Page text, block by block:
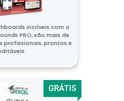
incríveis com o
PRO, são mais de
profissionais, prontos e
GRÁTIS